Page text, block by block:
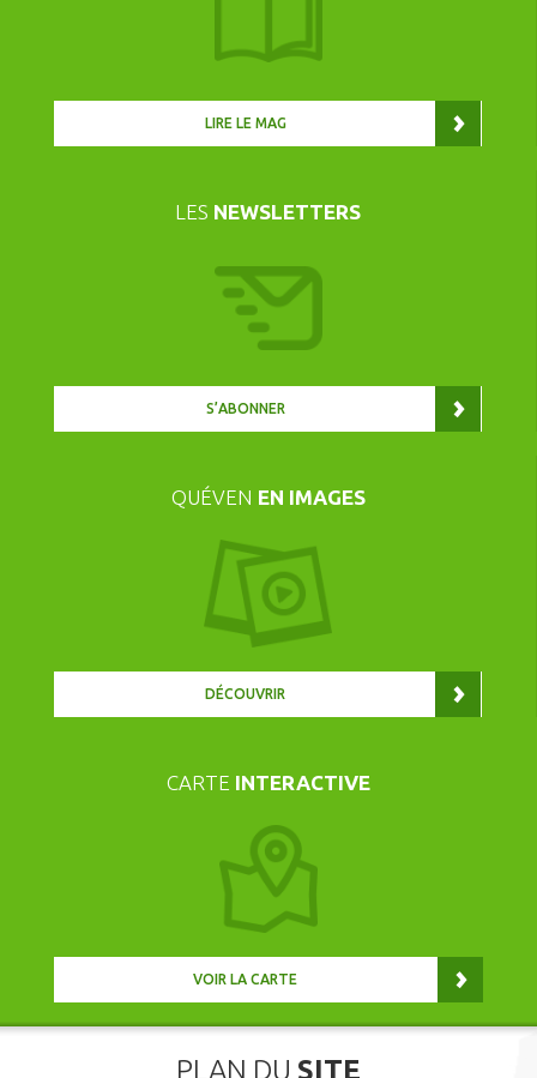
LIRE LE MAG
LES NEWSLETTERS
S’ABONNER
QUÉVEN EN IMAGES
DÉCOUVRIR
CARTE INTERACTIVE
VOIR LA CARTE
PLAN DU SITE